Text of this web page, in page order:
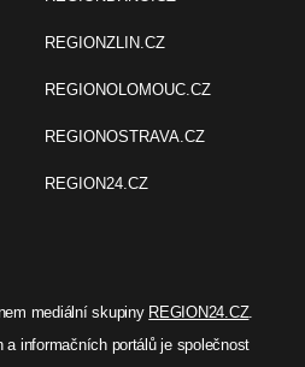
REGIONZLIN.CZ
REGIONOLOMOUC.CZ
REGIONOSTRAVA.CZ
REGION24.CZ
mediální skupiny REGION24.CZ.
a informačních portálů je společnost